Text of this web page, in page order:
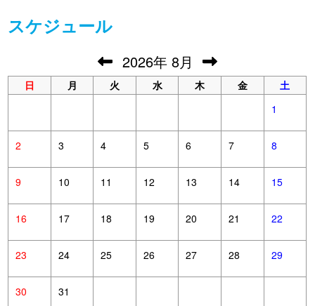
スケジュール
2026年 8月
日 月 火 水 木 金
土
1
2 3 4 5 6 7 8
9 10 11 12 13 14 15
16 17 18 19 20 21 22
23 24 25 26 27 28 29
30 31